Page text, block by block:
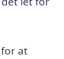
at